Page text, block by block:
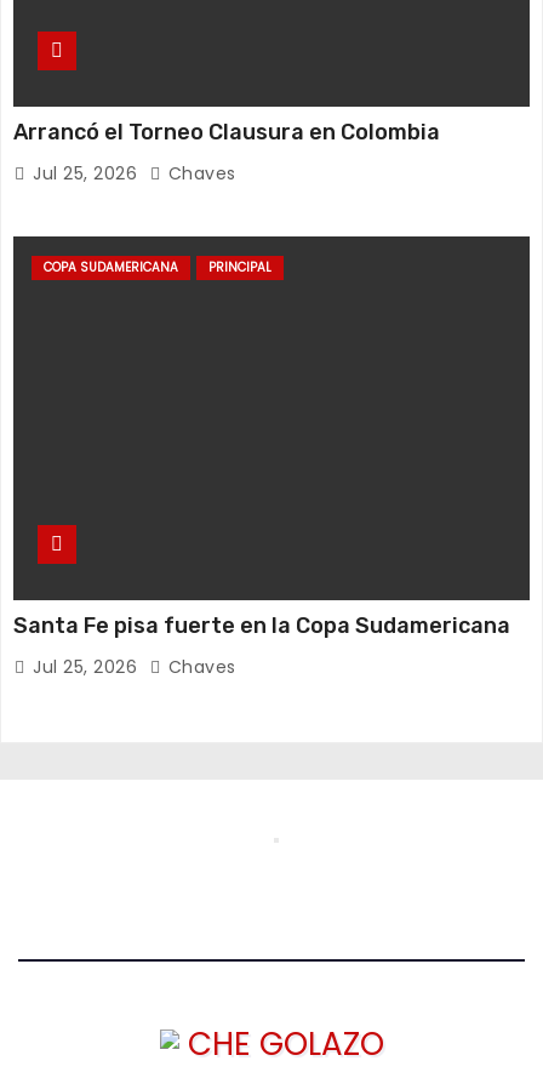
Arrancó el Torneo Clausura en Colombia
Jul 25, 2026 Chaves
COPA SUDAMERICANA PRINCIPAL
Santa Fe pisa fuerte en la Copa Sudamericana
Jul 25, 2026 Chaves